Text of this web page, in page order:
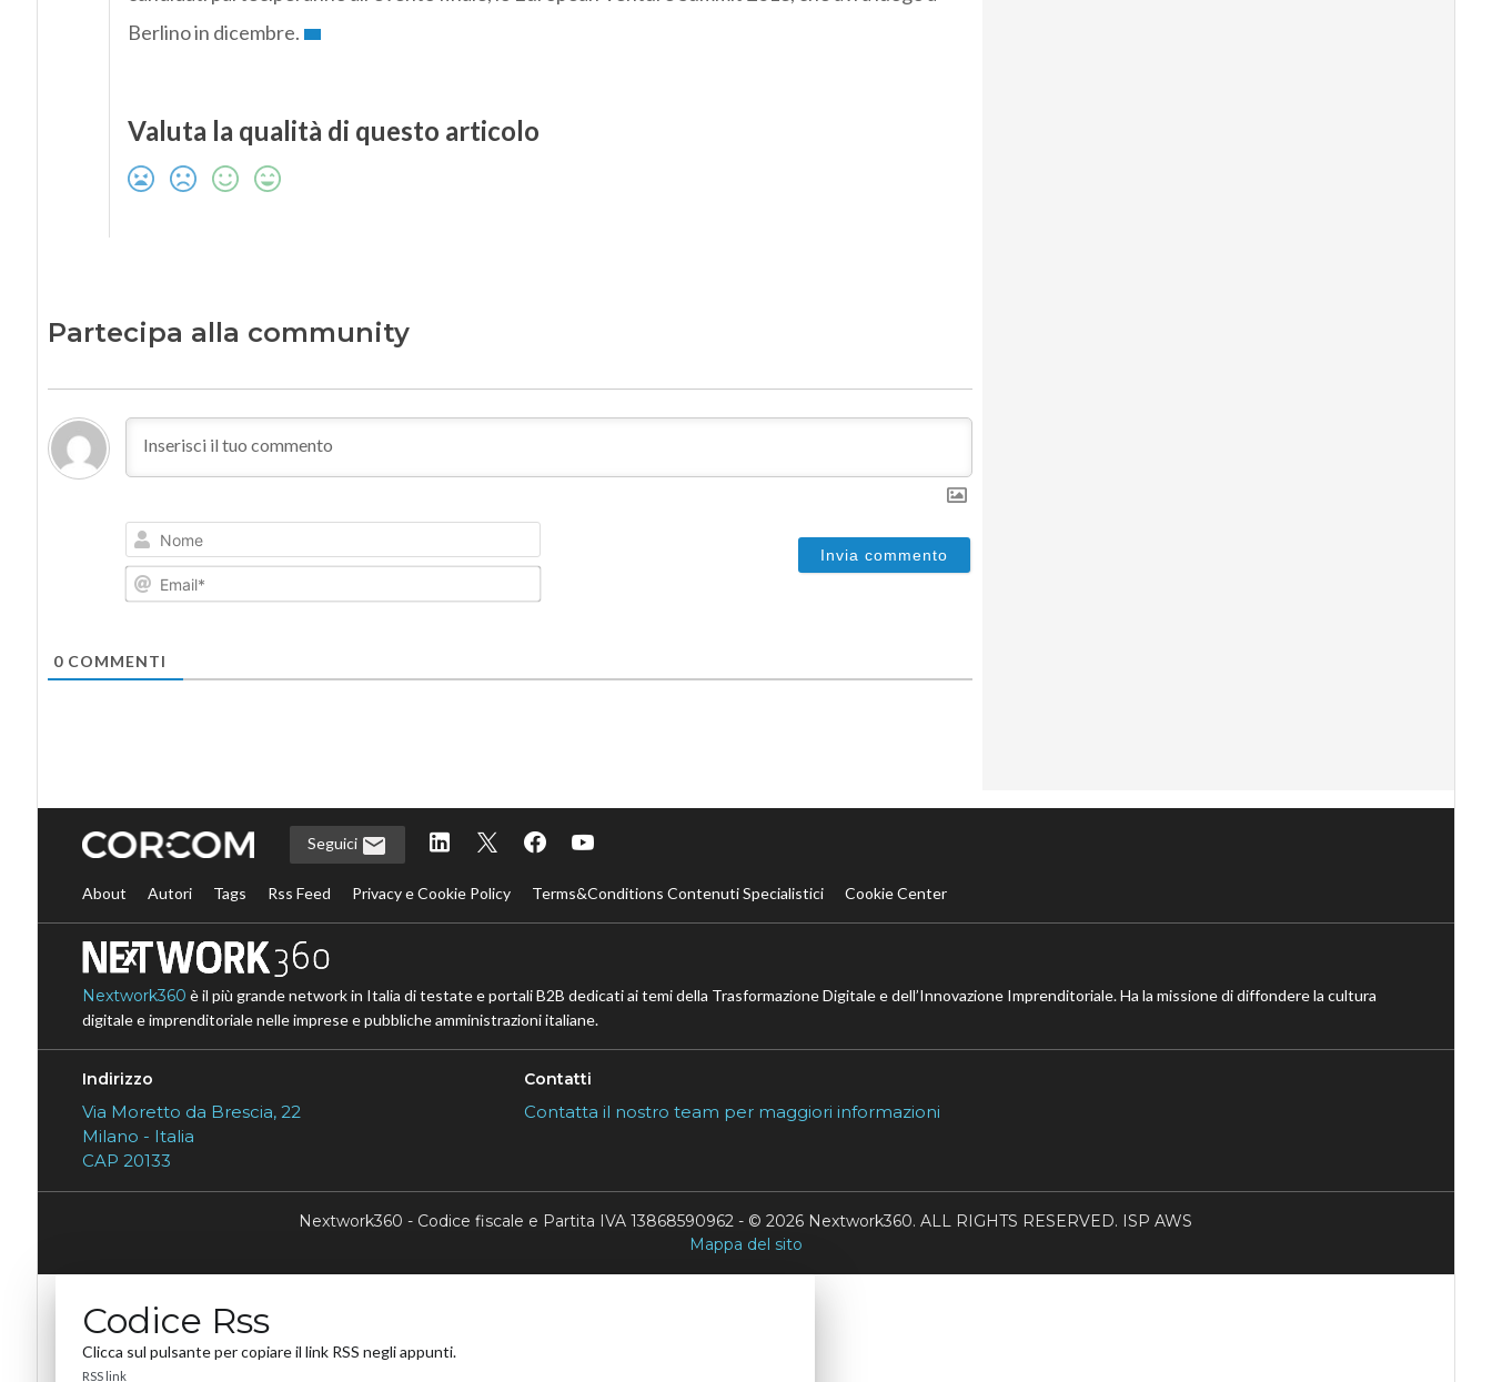
Berlino in dicembre.
Valuta la qualità di questo articolo
Partecipa alla community
Nome
Email*
0COMMENTI
Seguici
About Autori Tags Rss Feed Privacy e Cookie Policy Terms&Conditions Contenuti Specialistici Cookie Center
Nextwork360 è il più grande network in Italia di testate e portali B2B dedicati ai temi della Trasformazione Digitale e dell’Innovazione Imprenditoriale. Ha la missione di diffondere la cultura
digitale e imprenditoriale nelle imprese e pubbliche amministrazioni italiane.
Indirizzo
Via Moretto da Brescia, 22
Milano - Italia
CAP 20133
Contatti
Contatta il nostro team per maggiori informazioni
Nextwork360 - Codice fiscale e Partita IVA 13868590962 - © 2026 Nextwork360. ALL RIGHTS RESERVED. ISP AWS
Mappa del sito
Codice Rss
Clicca sul pulsante per copiare il link RSS negli appunti.
RSS link